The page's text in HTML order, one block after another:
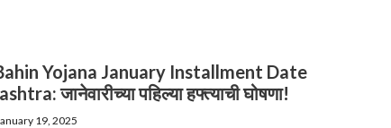
Yojana January Installment Date
जानेवारीच्या पहिल्या हफ्त्याची घोषणा!
19, 2025